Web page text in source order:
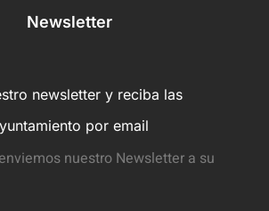
Newsletter
newsletter y reciba las
por email
nuestro Newsletter a su